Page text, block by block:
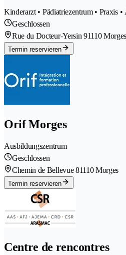
Kinderarzt • Pädiatriezentrum • Praxis •
Geschlossen
Rue du Docteur-Yersin 91110 Morges
Termin reservieren
Orif Morges
Ausbildungszentrum
Geschlossen
Chemin de Bellevue 81110 Morges
Termin reservieren
Centre de rencontres